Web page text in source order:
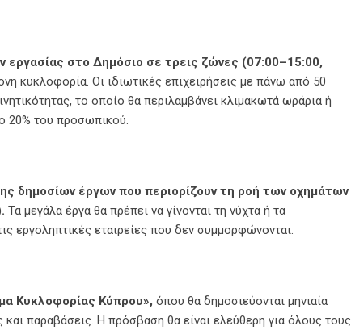
στο Δημόσιο σε τρεις ζώνες (07:00–15:00,
κυκλοφορία. Οι ιδιωτικές επιχειρήσεις με πάνω από 50
το οποίο θα περιλαμβάνει κλιμακωτά ωράρια ή
20% του προσωπικού.
δημοσίων έργων που περιορίζουν τη ροή των οχημάτων
Τα μεγάλα έργα θα πρέπει να γίνονται τη νύχτα ή τα
εργοληπτικές εταιρείες που δεν συμμορφώνονται.
Κυκλοφορίας Κύπρου», όπου θα δημοσιεύονται μηνιαία
παραβάσεις. Η πρόσβαση θα είναι ελεύθερη για όλους τους